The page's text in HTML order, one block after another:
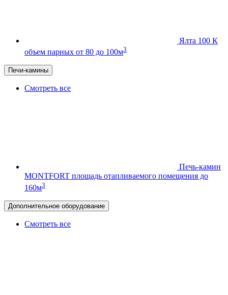
Ялта 100 К
объем парных от 80 до 100м3
Печи-камины
Смотреть все
Печь-камин
MONTFORT площадь отапливаемого помещения до
160м3
Дополнительное оборудование
Смотреть все